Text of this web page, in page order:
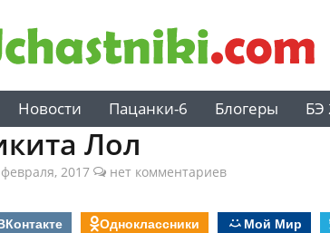
Новости Пацанки-6 Блогеры БЭ
Лол
2017 нет комментариев
Одноклассники Мой Мир